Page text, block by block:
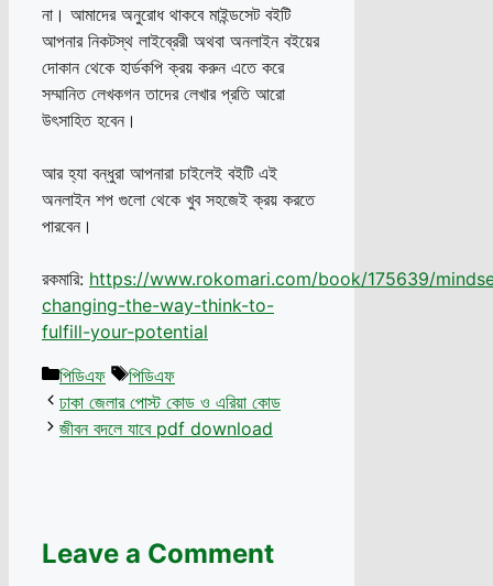
না। আমাদের অনুরোধ থাকবে মাইন্ডসেট বইটি
আপনার নিকটস্থ লাইব্রেরী অথবা অনলাইন বইয়ের
দোকান থেকে হার্ডকপি ক্রয় করুন এতে করে
সম্মানিত লেখকগন তাদের লেখার প্রতি আরো
উৎসাহিত হবেন।
আর হ্যা বন্ধুরা আপনারা চাইলেই বইটি এই
অনলাইন শপ গুলো থেকে খুব সহজেই ক্রয় করতে
পারবেন।
রকমারি: https://www.rokomari.com/book/175639/
changing-the-way-think-to-
fulfill-your-potential
Categories
পিডিএফ Tags
পিডিএফ
ঢাকা জেলার পোস্ট কোড ও এরিয়া কোড
জীবন বদলে যাবে pdf download
Leave a Comment